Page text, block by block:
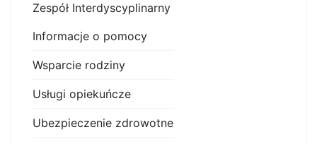
Zespół Interdyscyplinarny
Informacje o pomocy
Wsparcie rodziny
Usługi opiekuńcze
Ubezpieczenie zdrowotne